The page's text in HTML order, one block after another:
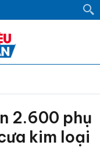
2.600 phụ
kim loại